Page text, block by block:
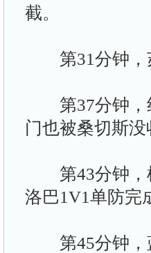
截。
第31分钟，
第37分钟，
门也被桑切斯没
第43分钟，
洛巴1V1单防完
第45分钟，